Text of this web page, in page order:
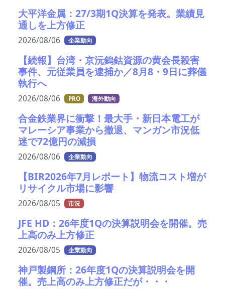
大平洋金属：27/3期1Q決算を発表。業績見
通しを上方修正
2026/08/06 企業動向
【続報】台湾・京沅鎢鈷資源の黄会長殺害
事件、元従業員を逮捕か／8月8・9日に葬儀
執行へ
2026/08/06 PRO 海外動向
合金鉄業界に衝撃！最大手・新日本電工が
マレーシア事業から撤退、マンガン市況低
迷で72億円の減損
2026/08/06 企業動向
【BIR2026年7月レポート】物流コスト増が
リサイクル市場に影響
2026/08/05 市況
JFE HD：26年度1Qの決算説明会を開催。売
上高のみ上方修正
2026/08/05 企業動向
神戸製鋼所：26年度1Qの決算説明会を開
催。売上高のみ上方修正だが・・・